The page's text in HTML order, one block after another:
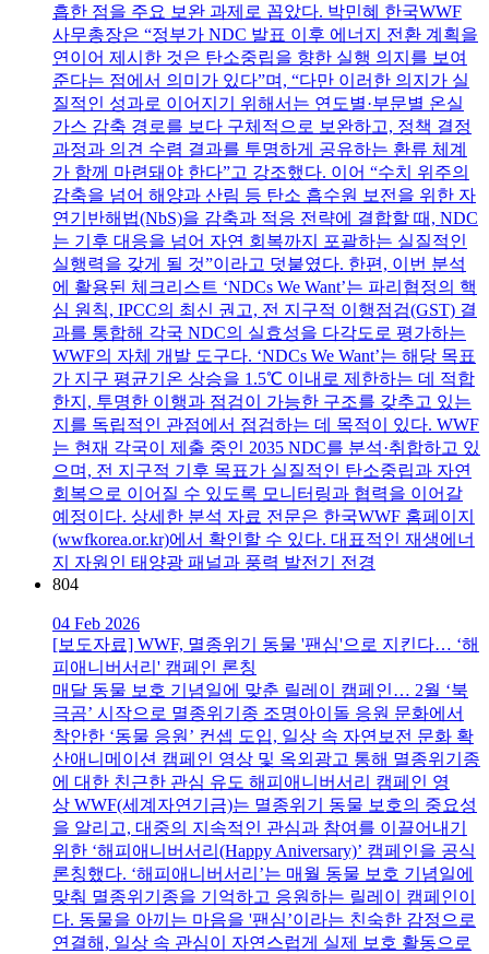
흡한 점을 주요 보완 과제로 꼽았다. 박민혜 한국WWF
사무총장은 “정부가 NDC 발표 이후 에너지 전환 계획을
연이어 제시한 것은 탄소중립을 향한 실행 의지를 보여
준다는 점에서 의미가 있다”며, “다만 이러한 의지가 실
질적인 성과로 이어지기 위해서는 연도별·부문별 온실
가스 감축 경로를 보다 구체적으로 보완하고, 정책 결정
과정과 의견 수렴 결과를 투명하게 공유하는 환류 체계
가 함께 마련돼야 한다”고 강조했다. 이어 “수치 위주의
감축을 넘어 해양과 산림 등 탄소 흡수원 보전을 위한 자
연기반해법(NbS)을 감축과 적응 전략에 결합할 때, NDC
는 기후 대응을 넘어 자연 회복까지 포괄하는 실질적인
실행력을 갖게 될 것”이라고 덧붙였다. 한편, 이번 분석
에 활용된 체크리스트 ‘NDCs We Want’는 파리협정의 핵
심 원칙, IPCC의 최신 권고, 전 지구적 이행점검(GST) 결
과를 통합해 각국 NDC의 실효성을 다각도로 평가하는
WWF의 자체 개발 도구다. ‘NDCs We Want’는 해당 목표
가 지구 평균기온 상승을 1.5℃ 이내로 제한하는 데 적합
한지, 투명한 이행과 점검이 가능한 구조를 갖추고 있는
지를 독립적인 관점에서 점검하는 데 목적이 있다. WWF
는 현재 각국이 제출 중인 2035 NDC를 분석·취합하고 있
으며, 전 지구적 기후 목표가 실질적인 탄소중립과 자연
회복으로 이어질 수 있도록 모니터링과 협력을 이어갈
예정이다. 상세한 분석 자료 전문은 한국WWF 홈페이지
(wwfkorea.or.kr)에서 확인할 수 있다. 대표적인 재생에너
지 자원인 태양광 패널과 풍력 발전기 전경
804
04 Feb 2026
[보도자료] WWF, 멸종위기 동물 '팬심'으로 지킨다… ‘해
피애니버서리' 캠페인 론칭
매달 동물 보호 기념일에 맞춘 릴레이 캠페인… 2월 ‘북
극곰’ 시작으로 멸종위기종 조명아이돌 응원 문화에서
착안한 ‘동물 응원’ 컨셉 도입, 일상 속 자연보전 문화 확
산애니메이션 캠페인 영상 및 옥외광고 통해 멸종위기종
에 대한 친근한 관심 유도 해피애니버서리 캠페인 영
상 WWF(세계자연기금)는 멸종위기 동물 보호의 중요성
을 알리고, 대중의 지속적인 관심과 참여를 이끌어내기
위한 ‘해피애니버서리(Happy Aniversary)’ 캠페인을 공식
론칭했다. ‘해피애니버서리’는 매월 동물 보호 기념일에
맞춰 멸종위기종을 기억하고 응원하는 릴레이 캠페인이
다. 동물을 아끼는 마음을 '팬심’이라는 친숙한 감정으로
연결해, 일상 속 관심이 자연스럽게 실제 보호 활동으로